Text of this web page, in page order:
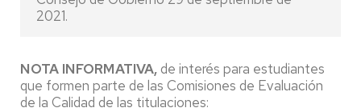
2021.
NOTA INFORMATIVA,de interés para estudiantes
que formen parte de las Comisiones de Evaluación
de la Calidad de las titulaciones: